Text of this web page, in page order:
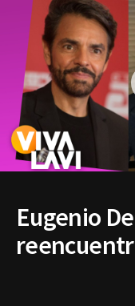
Eugenio